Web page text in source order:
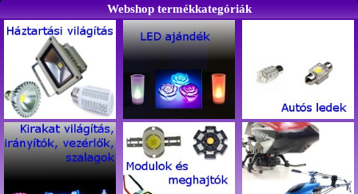
Webshop termékkategóriák